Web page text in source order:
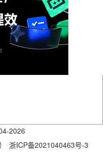
2026
浙ICP备2021040463号-3